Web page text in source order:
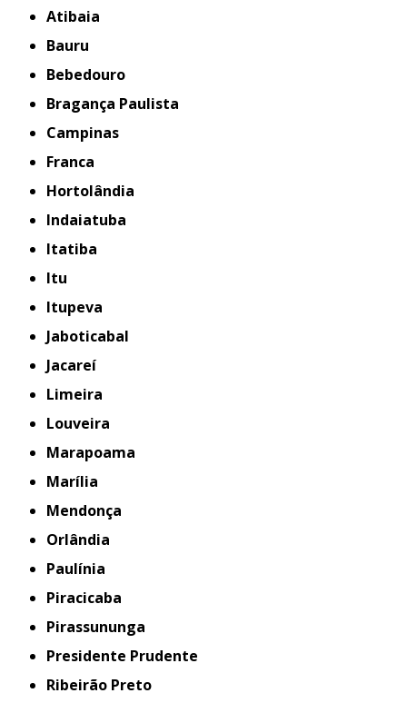
Atibaia
Bauru
Bebedouro
Bragança Paulista
Campinas
Franca
Hortolândia
Indaiatuba
Itatiba
Itu
Itupeva
Jaboticabal
Jacareí
Limeira
Louveira
Marapoama
Marília
Mendonça
Orlândia
Paulínia
Piracicaba
Pirassununga
Presidente Prudente
Ribeirão Preto